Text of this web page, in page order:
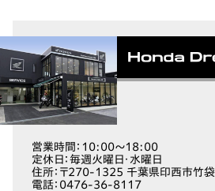
営業時間 ：10:00～18:00
定休日 ：毎週火曜日・水曜日
住所：〒270-1325 千葉県印西市竹
電話：0476-36-8117